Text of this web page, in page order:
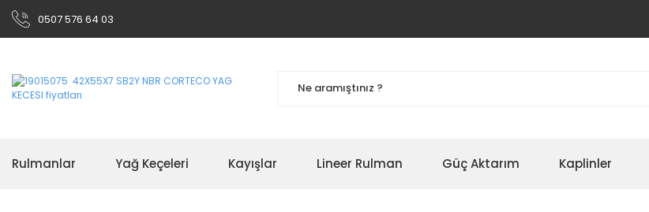
0507 576 64 03
Rulmanlar Yağ Keçeleri Kayışlar Lineer Rulman Güç Aktarım Kaplinler